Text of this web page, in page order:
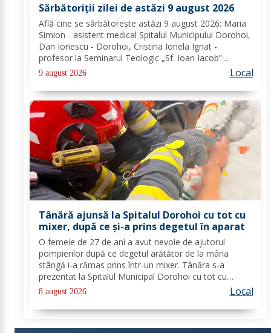
Sărbătoriții zilei de astăzi 9 august 2026
Află cine se sărbătoreşte astăzi 9 august 2026: Maria
Simion - asistent medical Spitalul Municipului Dorohoi,
Dan Ionescu - Dorohoi, Cristina Ionela Ignat -
profesor la Seminarul Teologic „Sf. Ioan Iacob”
Dorohoi, Ana-Maria Ojog - profesor- consilier
educativ Școala Gimnazială Nr. 1 Dumeni, Mihai...
9 august 2026 Local
Tânără ajunsă la Spitalul Dorohoi cu tot cu
mixer, după ce și-a prins degetul în aparat
O femeie de 27 de ani a avut nevoie de ajutorul
pompierilor după ce degetul arătător de la mâna
stângă i-a rămas prins într-un mixer. Tânăra s-a
prezentat la Spitalul Municipal Dorohoi cu tot cu
aparatul electrocasnic, iar medicii au solicitat
intervenția salvatorilor. Pompierii din cadrul...
8 august 2026 Local